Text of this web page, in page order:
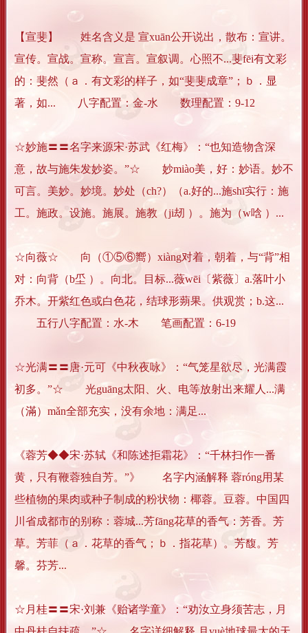
【宣斐】 姓名含义是 宣xuān公开说出，散布：宣讲。
宣传。宣战。宣称。宣言。宣叙调。心照不...斐fēi有文彩
的：斐然（ａ．有文彩的样子，如“斐斐成章”；ｂ．显
著，如... 八字配置：金-水 数理配置：9-12
☆妙施〓〓名字来源宋·苏武《红梅》：“也知造物含深
意，故与施朱发妙姿。”☆ 妙miào美，好：妙语。妙不
可言。美妙。妙境。妙处（ch?）（a.好的...施shī实行：施
工。施政。设施。施展。施教（ji刼 ）。施为（w唅 ）...
☆向薇☆ 向（①⑤⑥嚮）xiàng对着，朝着，与“背”相
对：向背（b坕 ）。向北。目标...薇wēi〔紫薇〕a.落叶小
乔木。开紫红色或白色花，结球形蒴果。供观赏；b.这...
五行八字配置：水-木 笔画配置：6-19
☆光满〓〓唐·元可《中秋夜咏》：“气笼星欲尽，光满霞
初多。”☆ 光guāng太阳、火、电等放射出来耀人...满
（滿）mǎn全部充实，没有余地：满足...
《蓉芳◆◆宋·苏轼《和陈述拒霜花》：“千林扫作一番
黄，只有鞭蓉独自芳。”》 名字内涵解释 蓉róng用某
些植物的果肉或种子制成的粉状物：椰蓉。豆蓉。中国四
川省成都市的别称：蓉城...芳fāng花草的香气：芳香。芳
草。芳菲（ａ．花草的香气；ｂ．指花草）。芳馥。芳
馨。芬芳...
☆月桂〓〓宋·刘兼《贻诸学童》：“劝汝立身须苦志，月